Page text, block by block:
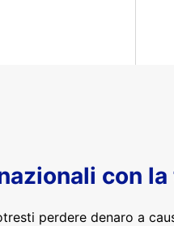
con la
perdere denaro a